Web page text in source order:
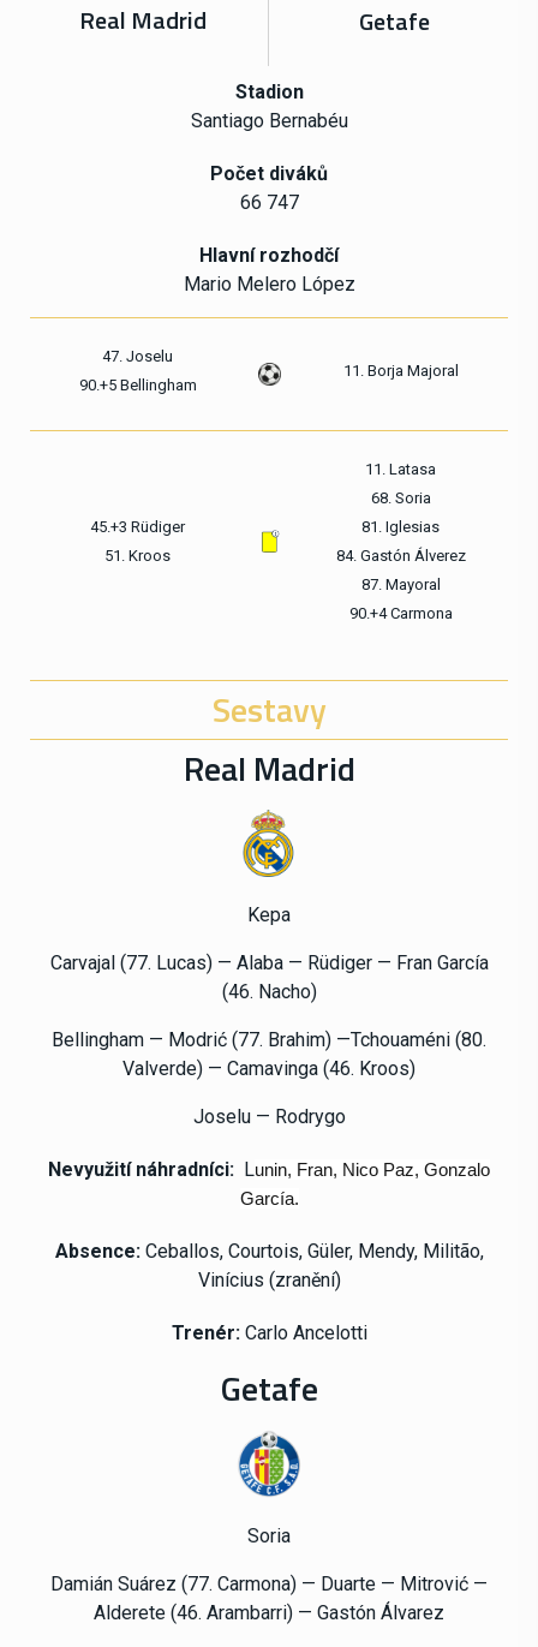
Real Madrid Getafe
Stadion
Santiago Bernabéu
Počet diváků
66 747
Hlavní rozhodčí
Mario Melero López
47. Joselu
90.+5 Bellingham
11. Borja Majoral
45.+3 Rüdiger
51. Kroos
11. Latasa
68. Soria
81. Iglesias
84. Gastón Álverez
87. Mayoral
90.+4 Carmona
Sestavy
Real Madrid
Kepa
Carvajal (77. Lucas) — Alaba — Rüdiger — Fran García
(46. Nacho)
Bellingham — Modrić (77. Brahim) —Tchouaméni (80.
Valverde) — Camavinga (46. Kroos)
Joselu — Rodrygo
Nevyužití náhradníci: Lunin, Fran, Nico Paz, Gonzalo
García.
Absence:Ceballos, Courtois, Güler, Mendy, Militão,
Vinícius (zranění)
Trenér:Carlo Ancelotti
Getafe
Soria
Damián Suárez (77. Carmona) — Duarte — Mitrović —
Alderete (46. Arambarri) — Gastón Álvarez